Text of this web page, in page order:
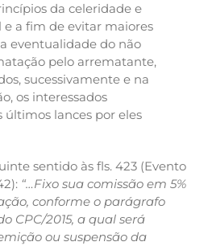
da celeridade e
e a fim de evitar maiores
eventualidade do não
pelo arrematante,
sucessivamente e na
os interessados
últimos lances por eles
sentido às fls. 423 (Evento
“…Fixo sua comissão em 5%
conforme o parágrafo
CPC/2015, a qual será
ou suspensão da